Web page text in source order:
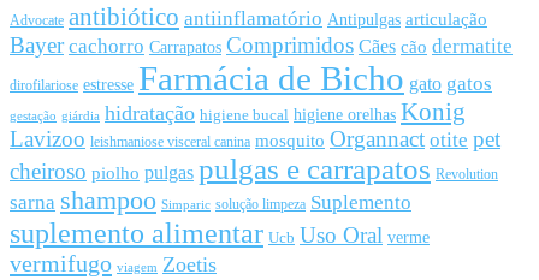
Advocate antibiótico antiinflamatório Antipulgas articulação
Bayer cachorro Carrapatos Comprimidos Cães cão dermatite
dirofilariose estresse Farmácia de Bicho gato gatos
gestação giárdia hidratação higiene bucal higiene orelhas Konig
Lavizoo leishmaniose visceral canina mosquito Organnact otite pet
cheiroso piolho pulgas pulgas e carrapatos Revolution
sarna shampoo Simparic solução limpeza Suplemento
suplemento alimentar Ucb Uso Oral verme
vermifugo viagem Zoetis